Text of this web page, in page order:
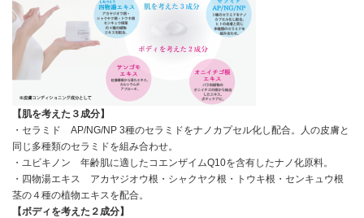
【肌を考えた３成分】
・セラミド AP/NG/NP 3種のセラミドをナノカプセル化し配合。人の皮膚と
同じ多種類のセラミドを組み合わせ。
・ユビキノン 年齢肌に適したコエンザイムQ10を含有したナノ化原料。
・四物湯エキス アカヤジオウ根・シャクヤク根・トウキ根・センキュウ根
茎の４種の植物エキスを配合。
【ボディを考えた２成分】